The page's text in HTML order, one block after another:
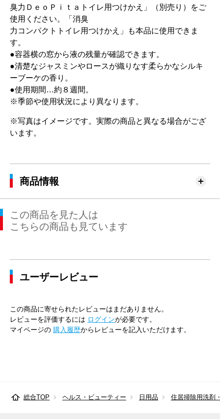
臭力ＤｅｏＰｉｔａトイレ用つけかえ」（別売り）をご
使用ください。「消臭
力コンパクトトイレ用つけかえ」も本品に使用できま
す。
●容器横の窓から液の残量が確認できます。
●清楚なジャスミンやロースが織りなす柔らかなシルキ
ーブーケの香り。
●使用期間…約８週間。
※季節や使用状況により異なります。
※写真はイメージです。実際の商品と異なる場合がござ
います。
商品情報
この商品を見た人は
こちらの商品も見ています
ユーザーレビュー
この商品に寄せられたレビューはまだありません。
レビューを評価するには ログインが必要です。
マイページの 購入履歴からレビューを記入いただけます。
総合TOP ヘルス・ビューティー 日用品 住居掃除用洗剤